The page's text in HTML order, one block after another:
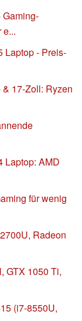
Laptop - Preis-
17-Zoll: Ryzen
Laptop: AMD
für wenig
Radeon
GTX 1050 Ti,
(i7-8550U,